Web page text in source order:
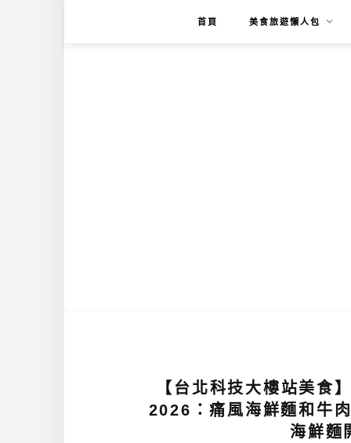
首頁 美食旅遊懶人包
【台北科技大樓站美食
2026：痛風海鮮麵和牛
海鮮麵